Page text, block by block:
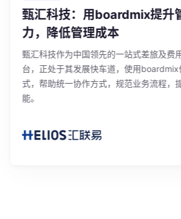
甄汇科技：用boardmix提升管
力，降低管理成本
甄汇科技作为中国领先的一站式差旅及费用管
台，正处于其发展快车道，使用boardmix优
式，帮助统一协作方式，规范业务流程，提升
能。